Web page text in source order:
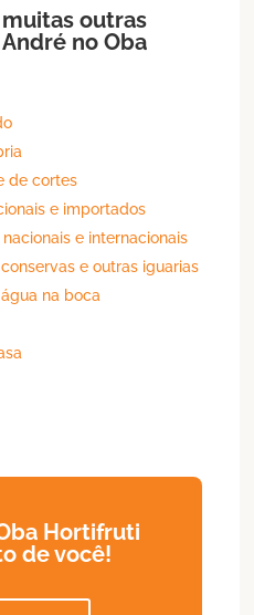
outras
no Oba
de cortes
e importados
e internacionais
e outras iguarias
na boca
Hortifruti
de você!